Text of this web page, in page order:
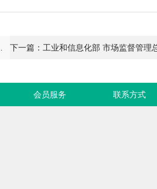
会员服务 联系方式